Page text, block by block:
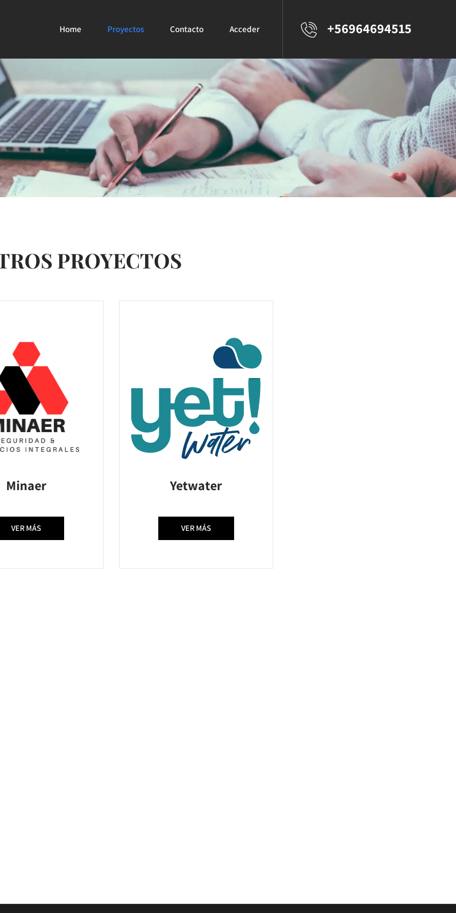
+56964694515
Home Proyectos Contacto Acceder
PROYECTOS
Minaer
VER MÁS
Yetwater
VER MÁS